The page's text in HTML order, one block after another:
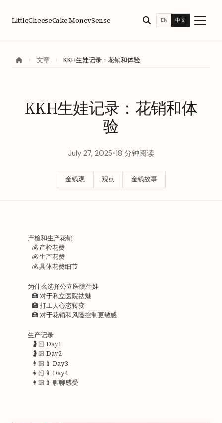
LittleCheeseCake MoneySense EN 中文
› 文章 › KKH生娃记录：花销和体验
KKH生娃记录：花销和体
验
July 27, 2025•18 分钟阅读
金钱观 观点 金钱故事
产检和生产花销
💰 产检花费
💰 生产花费
💰 具体花费细节
为什么选择公立医院生娃
🏥 对于私立医院祛魅
🏥 打工人心态转变
🏥 对于花销和风险控制更敏感
生产记录
🤰🏻 Day1
🤰🏻 Day2
👩🏻‍🍼 Day3
👩🏻‍🍼 Day4
👩🏻‍🍼 聊聊感受